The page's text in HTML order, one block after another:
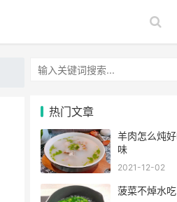
热门文章
羊肉怎么炖
味
2021-12-02
菠菜不焯水